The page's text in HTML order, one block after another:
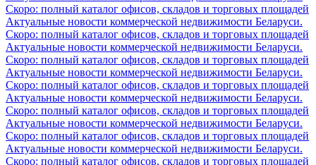
Скоро: полный каталог офисов, складов и торговых площадей
Актуальные новости коммерческой недвижимости Беларуси.
Скоро: полный каталог офисов, складов и торговых площадей
Актуальные новости коммерческой недвижимости Беларуси.
Скоро: полный каталог офисов, складов и торговых площадей
Актуальные новости коммерческой недвижимости Беларуси.
Скоро: полный каталог офисов, складов и торговых площадей
Актуальные новости коммерческой недвижимости Беларуси.
Скоро: полный каталог офисов, складов и торговых площадей
Актуальные новости коммерческой недвижимости Беларуси.
Скоро: полный каталог офисов, складов и торговых площадей
Актуальные новости коммерческой недвижимости Беларуси.
Скоро: полный каталог офисов, складов и торговых площадей